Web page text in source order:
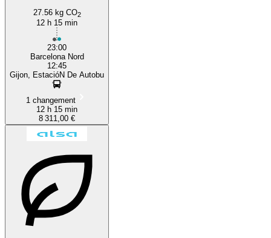
27.56 kg CO2
12 h 15 min
23:00
Barcelona Nord
12:45
Gijon, EstacióN De Autobu
1 changement
12 h 15 min
8 311,00 €